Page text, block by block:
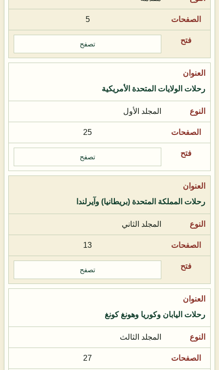
5
تصفح
رحلات الولايات المتحدة الأمريكية
المجلد الأول
25
تصفح
رحلات المملكة المتحدة (بريطانيا) وآيرلندا
المجلد الثاني
13
تصفح
رحلات اليابان وكوريا وهونغ كونغ
المجلد الثالث
27